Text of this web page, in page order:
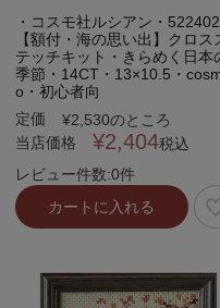
・コスモ社ルシアン・522402
【額付・海の思い出】クロス
テッチキット・きらめく日本
季節・14CT・13×10.5・
o・初心者向
定価
¥2,530のところ
当店価格
¥2,404税込
レビュー件数:0件
カートに入れる